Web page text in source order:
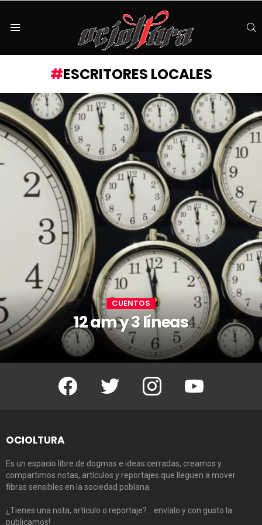
ESCRITORES LOCALES
CUENTOS
12 am y 3 líneas
Facebook Twitter Instagram Youtube
OCIOLTURA
Es un espacio libre de dogmas e ideas cerradas, creamos y
compartimos notas, artículos y reportajes que lleguen a mover
fibras sensibles en la sociedad poblana.
¿Tienes una nota, artículo o reportaje?… envíalo y con gusto la
publicamos!